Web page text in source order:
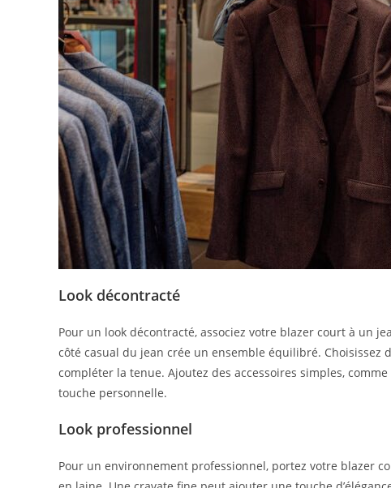
Look décontracté
Pour un look décontracté, associez votre blazer court à un
côté casual du jean crée un ensemble équilibré.
compléter la tenue. Ajoutez des accessoires simples,
touche personnelle.
Look professionnel
Pour un environnement professionnel, portez votre blazer